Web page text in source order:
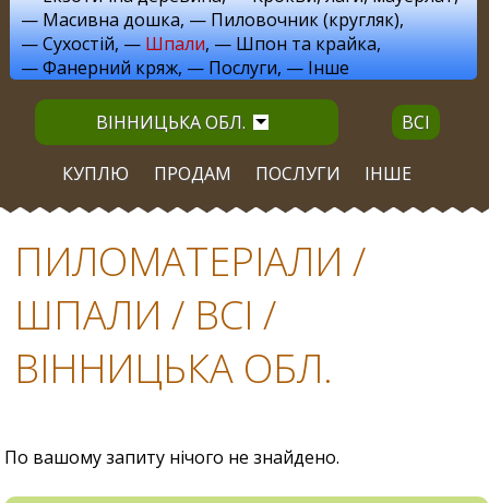
—Масивна дошка, —Пиловочник (кругляк),
—Сухостій, —Шпали, —Шпон та крайка,
—Фанерний кряж, —Послуги, —Інше
ВІННИЦЬКА ОБЛ. ВСІ
КУПЛЮ ПРОДАМ ПОСЛУГИ ІНШЕ
ПИЛОМАТЕРІАЛИ /
ШПАЛИ / ВСІ /
ВІННИЦЬКА ОБЛ.
По вашому запиту нічого не знайдено.